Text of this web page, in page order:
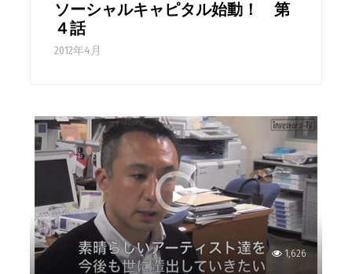
ソーシャルキャピタル始動！ 第
４話
2012年4月
1,626